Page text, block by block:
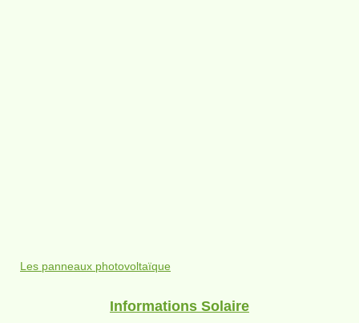
Les panneaux photovoltaïque
Informations Solaire